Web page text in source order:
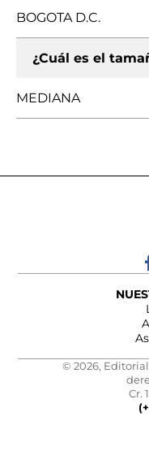
BOGOTA D.C.
¿Cuál es el
MEDIANA
© 2026, Editorial
Cr.